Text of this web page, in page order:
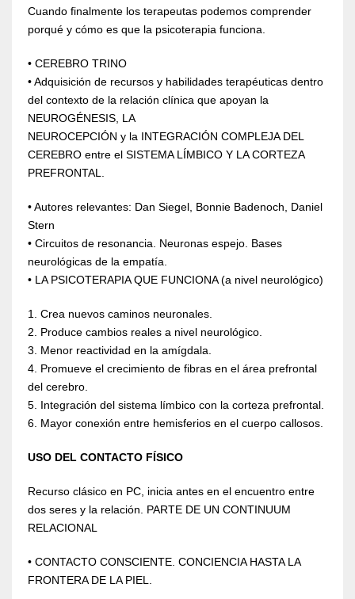
Cuando finalmente los terapeutas podemos comprender
porqué y cómo es que la psicoterapia funciona.
• CEREBRO TRINO
• Adquisición de recursos y habilidades terapéuticas dentro
del contexto de la relación clínica que apoyan la
NEUROGÉNESIS, LA
NEUROCEPCIÓN y la INTEGRACIÓN COMPLEJA DEL
CEREBRO entre el SISTEMA LÍMBICO Y LA CORTEZA
PREFRONTAL.
• Autores relevantes: Dan Siegel, Bonnie Badenoch, Daniel
Stern
• Circuitos de resonancia. Neuronas espejo. Bases
neurológicas de la empatía.
• LA PSICOTERAPIA QUE FUNCIONA (a nivel neurológico)
1. Crea nuevos caminos neuronales.
2. Produce cambios reales a nivel neurológico.
3. Menor reactividad en la amígdala.
4. Promueve el crecimiento de fibras en el área prefrontal
del cerebro.
5. Integración del sistema límbico con la corteza prefrontal.
6. Mayor conexión entre hemisferios en el cuerpo callosos.
USO DEL CONTACTO FÍSICO
Recurso clásico en PC, inicia antes en el encuentro entre
dos seres y la relación. PARTE DE UN CONTINUUM
RELACIONAL
• CONTACTO CONSCIENTE. CONCIENCIA HASTA LA
FRONTERA DE LA PIEL.